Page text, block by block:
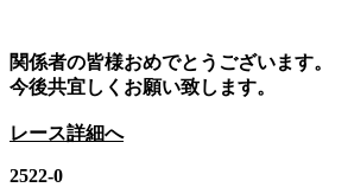
関係者の皆様おめでとうございます。
今後共宜しくお願い致します。
レース詳細へ
2522-0